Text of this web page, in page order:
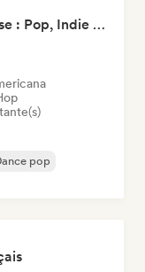
Nouvelle Scène Française : Pop, Indie & Chanson Émergente
pop